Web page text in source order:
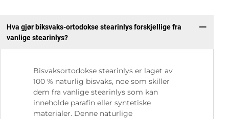
Hva gjør biksvaks-ortodokse stearinlys forskjellige fra
vanlige stearinlys?
Bisvaksortodokse stearinlys er laget av
100 % naturlig bisvaks, noe som skiller
dem fra vanlige stearinlys som kan
inneholde parafin eller syntetiske
materialer. Denne naturlige